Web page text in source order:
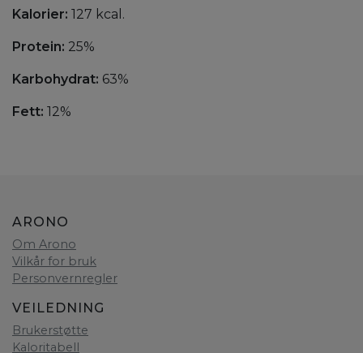
Kalorier: 127 kcal.
Protein: 25%
Karbohydrat: 63%
Fett: 12%
ARONO
Om Arono
Vilkår for bruk
Personvernregler
VEILEDNING
Brukerstøtte
Kaloritabell